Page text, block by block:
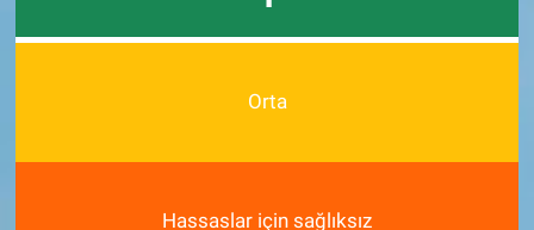
Orta
Hassaslar için sağlıksız